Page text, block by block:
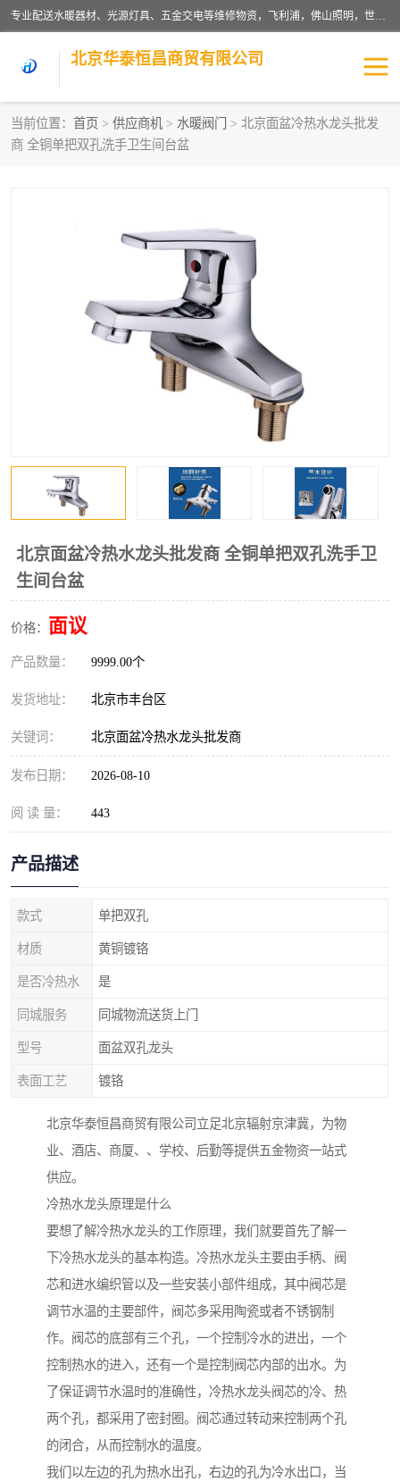
专业配送水暖器材、光源灯具、五金交电等维修物资，飞利浦，佛山照明，世达，博世，九牧，特陶等各产品涉及国内外知名品牌。公司专注与物业、学校、酒店、工厂等单位合作，提供一站式配送服务，降低客户综合成本。依托电子商务改变传统模式，以专业的团队为客户提供24H物资配送到达，货到月结、统一开票，便捷退换等服务，提高了企业的运营效率。
北京华泰恒昌商贸有限公司
当前位置： 首页 > 供应商机 > 水暖阀门
> 北京面盆冷热水龙头批发
商 全铜单把双孔洗手卫生间台盆
北京面盆冷热水龙头批发商 全铜单把双孔洗手卫
生间台盆
价格： 面议
产品数量： 9999.00个
发货地址： 北京市丰台区
关键词： 北京面盆冷热水龙头批发商
发布日期： 2026-08-10
阅 读 量： 443
产品描述
款式 单把双孔
材质 黄铜镀铬
是否冷热水 是
同城服务 同城物流送货上门
型号 面盆双孔龙头
表面工艺 镀铬
北京华泰恒昌商贸有限公司立足北京辐射京津冀，为物
业、酒店、商厦、、学校、后勤等提供五金物资一站式
供应。
冷热水龙头原理是什么
要想了解冷热水龙头的工作原理，我们就要首先了解一
下冷热水龙头的基本构造。冷热水龙头主要由手柄、阀
芯和进水编织管以及一些安装小部件组成，其中阀芯是
调节水温的主要部件，阀芯多采用陶瓷或者不锈钢制
作。阀芯的底部有三个孔，一个控制冷水的进出，一个
控制热水的进入，还有一个是控制阀芯内部的出水。为
了保证调节水温时的准确性，冷热水龙头阀芯的冷、热
两个孔，都采用了密封圈。阀芯通过转动来控制两个孔
的闭合，从而控制水的温度。
我们以左边的孔为热水出孔，右边的孔为冷水出口，当
水暖阀门